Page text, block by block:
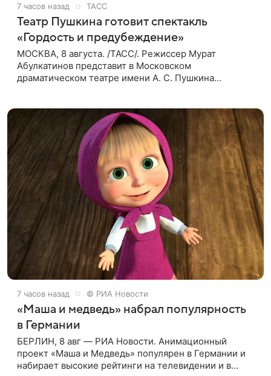
7 часов назад ТАСС
Театр Пушкина готовит спектакль
«Гордость и предубеждение»
МОСКВА, 8 августа. /ТАСС/. Режиссер Мурат
Абулкатинов представит в Московском
драматическом театре имени А. С. Пушкина
7 часов назад © РИА Новости
«Маша и медведь» набрал популярность
в Германии
БЕРЛИН, 8 авг — РИА Новости. Анимационный
проект «Маша и Медведь» популярен в Германии и
набирает высокие рейтинги на телевидении и в